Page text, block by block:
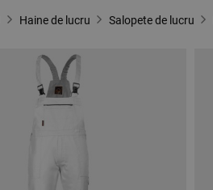
Haine de lucru Salopete de lucru